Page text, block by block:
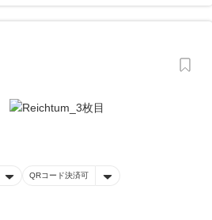
QRコード決済可